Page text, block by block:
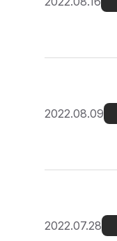
2022.08.09
2022.07.28